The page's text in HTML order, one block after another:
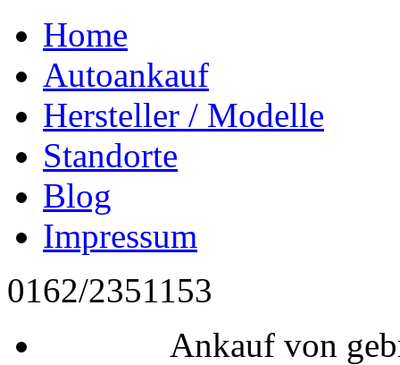
Home
Autoankauf
Hersteller / Modelle
Standorte
Blog
Impressum
0162/2351153
Ankauf von